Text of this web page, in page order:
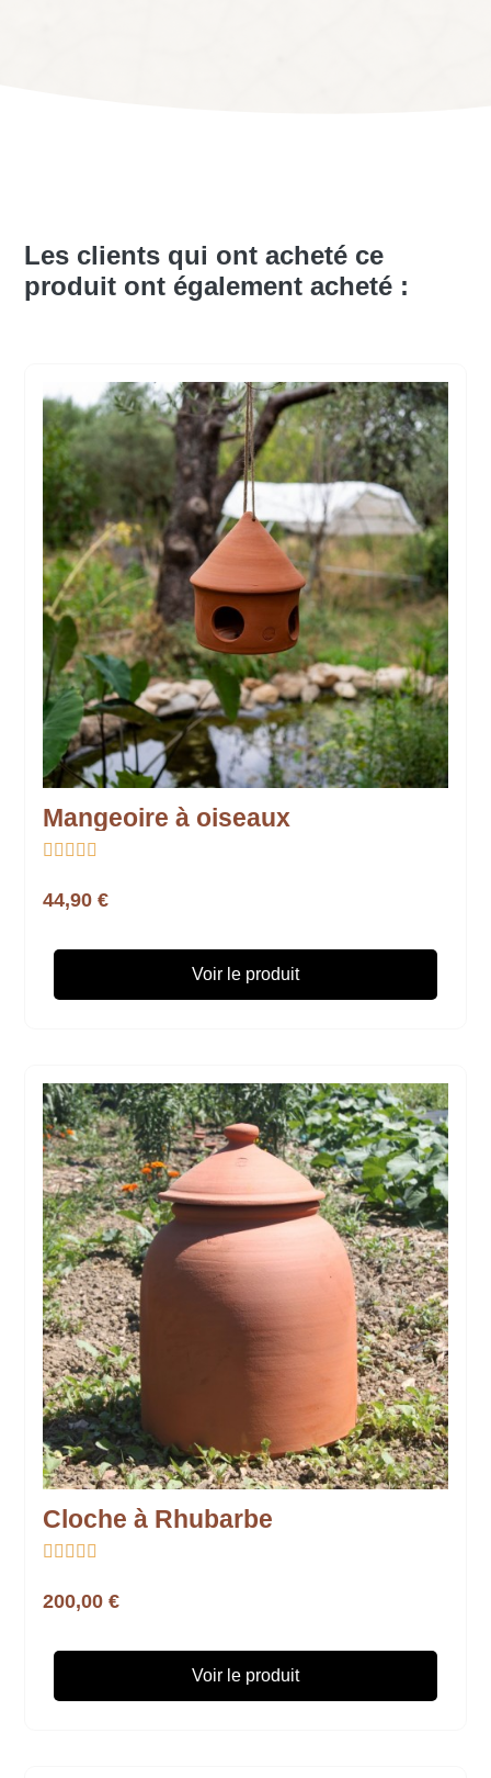
Les clients qui ont acheté ce
produit ont également acheté :
Mangeoire à oiseaux
    
44,90 €
Voir le produit
Cloche à Rhubarbe
    
200,00 €
Voir le produit